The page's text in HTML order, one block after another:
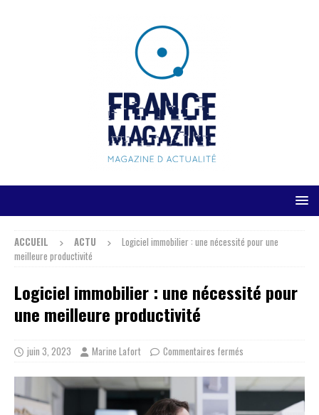
ACCUEIL ACTU
Logiciel immobilier : une nécessité pour une
meilleure productivité
Logiciel immobilier : une nécessité pour
une meilleure productivité
juin 3, 2023 Marine Lafort Commentaires fermés